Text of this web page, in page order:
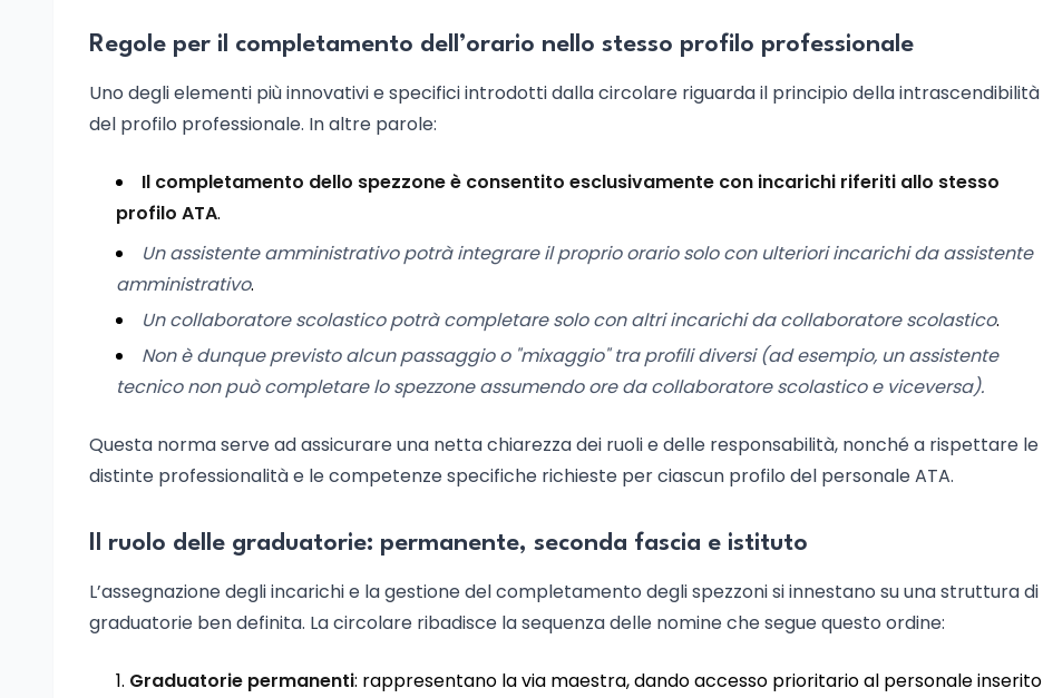
Regole per il completamento dell’orario nello stesso profilo professionale
Uno degli elementi più innovativi e specifici introdotti dalla circolare riguarda il principio della intrascendibilità
del profilo professionale. In altre parole:
Il completamento dello spezzone è consentito esclusivamente con incarichi riferiti allo stesso
profilo ATA.
Un assistente amministrativo potrà integrare il proprio orario solo con ulteriori incarichi da assistente
amministrativo.
Un collaboratore scolastico potrà completare solo con altri incarichi da collaboratore scolastico.
Non è dunque previsto alcun passaggio o "mixaggio" tra profili diversi (ad esempio, un assistente
tecnico non può completare lo spezzone assumendo ore da collaboratore scolastico e viceversa).
Questa norma serve ad assicurare una netta chiarezza dei ruoli e delle responsabilità, nonché a rispettare le
distinte professionalità e le competenze specifiche richieste per ciascun profilo del personale ATA.
Il ruolo delle graduatorie: permanente, seconda fascia e istituto
L’assegnazione degli incarichi e la gestione del completamento degli spezzoni si innestano su una struttura di
graduatorie ben definita. La circolare ribadisce la sequenza delle nomine che segue questo ordine:
Graduatorie permanenti: rappresentano la via maestra, dando accesso prioritario al personale inserito